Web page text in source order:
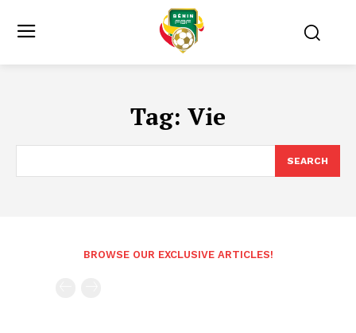
Tag: Vie
SEARCH
BROWSE OUR EXCLUSIVE ARTICLES!